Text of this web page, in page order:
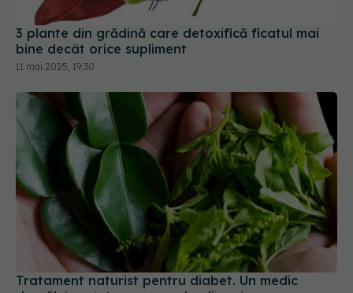
3 plante din grădină care detoxifică ficatul mai
bine decât orice supliment
11 mai 2025, 19:30
Tratament naturist pentru diabet. Un medic